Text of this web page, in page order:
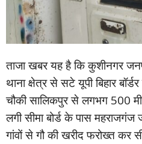
ताजा खबर यह है कि कुशीनगर
थाना क्षेत्र से सटे यूपी बिहार
चौकी सालिकपुर से लगभग 500
लगी सीमा बोर्ड के पास
गांवों से गौ की खरीद फरोख्त कर